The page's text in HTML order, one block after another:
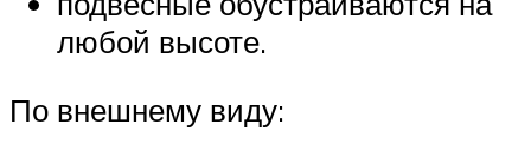
любой высоте.
По внешнему виду: